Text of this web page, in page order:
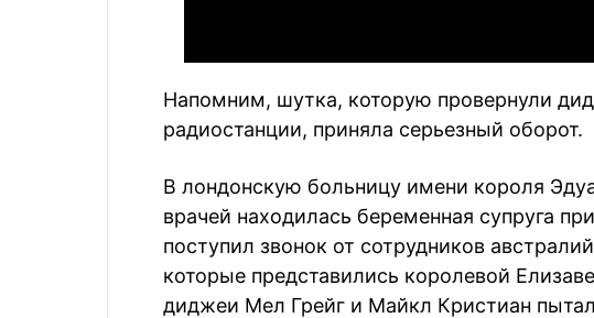
Напомним, шутка, которую провернули
радиостанции, приняла серьезный оборот.
В лондонскую больницу имени короля
врачей находилась беременная супруга
поступил звонок от сотрудников
которые представились королевой
диджеи Мел Грейг и Майкл Кристиан